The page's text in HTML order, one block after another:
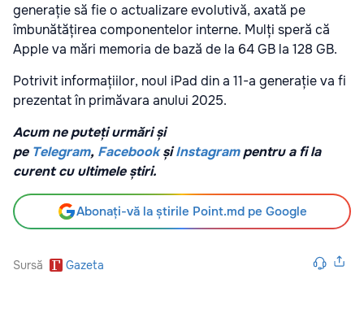
generație să fie o actualizare evolutivă, axată pe
îmbunătățirea componentelor interne. Mulți speră că
Apple va mări memoria de bază de la 64 GB la 128 GB.
Potrivit informațiilor, noul iPad din a 11-a generație va fi
prezentat în primăvara anului 2025.
Acum ne puteți urmări și
pe Telegram, Facebook șiInstagrampentru a fi la
curent cu ultimele știri.
Abonați-vă la știrile Point.md pe Google
Sursă Gazeta